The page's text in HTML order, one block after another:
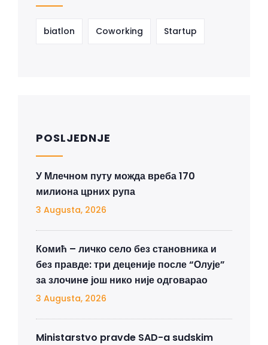
biatlon Coworking Startup
POSLJEDNJE
У Млечном путу можда вреба 170
милиона црних рупа
3 Augusta, 2026
Комић – личко село без становника и
без правде: три деценије после “Олује”
за злочинe још нико није одговарао
3 Augusta, 2026
Ministarstvo pravde SAD-a sudskim